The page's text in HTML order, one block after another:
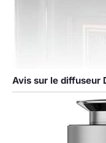
Avis sur le diffuseur